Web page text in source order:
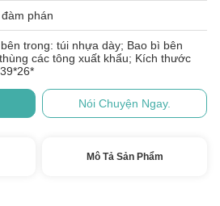
phán
trong: túi nhựa dày; Bao bì bên
các tông xuất khẩu; Kích thước
Nói Chuyện Ngay.
Mô Tả Sản Phẩm